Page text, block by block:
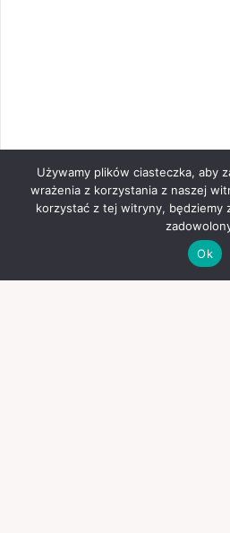
Używamy plików ciasteczka, aby
wrażenia z korzystania z naszej
korzystać z tej witryny, będziemy
Ok